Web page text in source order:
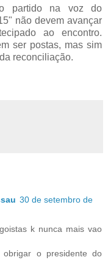
partido na voz do
não devem avançar
ao encontro.
ser postas, mas sim
reconciliação.
30 de setembro de
k nunca mais vao
o presidente do